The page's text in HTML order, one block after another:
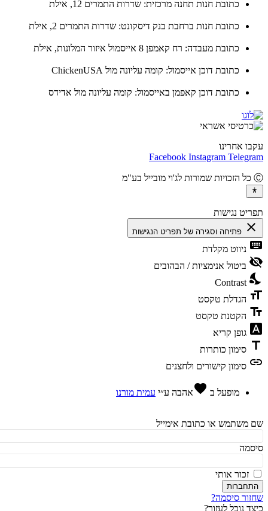
כתובת חנות תחנה מרכזית: שדרות התמרים 12, אילת
כתובת חנות ברחבת בנק דיסקונט: שדרות התמרים 2, אילת
כתובת מעבדה: רח קאמפן 8 אייסמול איזור המלונות, אילת
כתובת דוכן אייסמול: קומה עליונה מול ChickenUSA
כתובת דוכן קאפמן באייסמול: קומה עליונה מול אדידס
אחרינו
Facebook Instagram
נגישות
פתיחה וסגירה של תפריט הנגישות
ניווט מקלדת
ביטול אנימציות / הבהובים
Contrast
הגדלת טקסט
הקטנת טקסט
גופן קריא
סימון כותרות
סימון קישורים ולחצנים
מופעל בfavorite אהבהע״י עמית מורנו
או כתובת אימייל
זכור אותי
סיסמה?
נוכל לעזור?